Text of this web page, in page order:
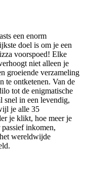
een enorm
doel is om je een
voorspoed! Elke
niet alleen je
groeiende verzameling
te ontketenen. Van de
tot de enigmatische
snel in een levendig,
je alle 35
je klikt, hoe meer je
inkomen,
wereldwijde